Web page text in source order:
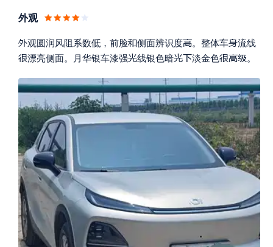
外观
观圆润风阻系数 ，前脸侧面辨识度。整体车流线
漂亮侧面。月华银车漆强线银色暗淡金色。